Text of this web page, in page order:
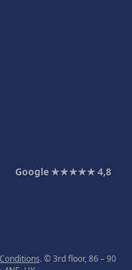
Google ★★★★★4,8
. © 3rd floor, 86 – 90